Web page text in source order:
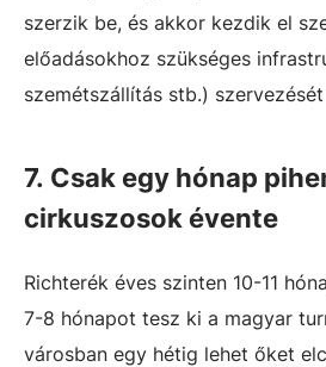
szerzik be, és akkor kezdik el
előadásokhoz szükséges
szemétszállítás stb.) szervezését
7. Csak egy hónap
cirkuszosok évente
Richterék éves szinten 10-11
7-8 hónapot tesz ki a magyar
városban egy hétig lehet őket